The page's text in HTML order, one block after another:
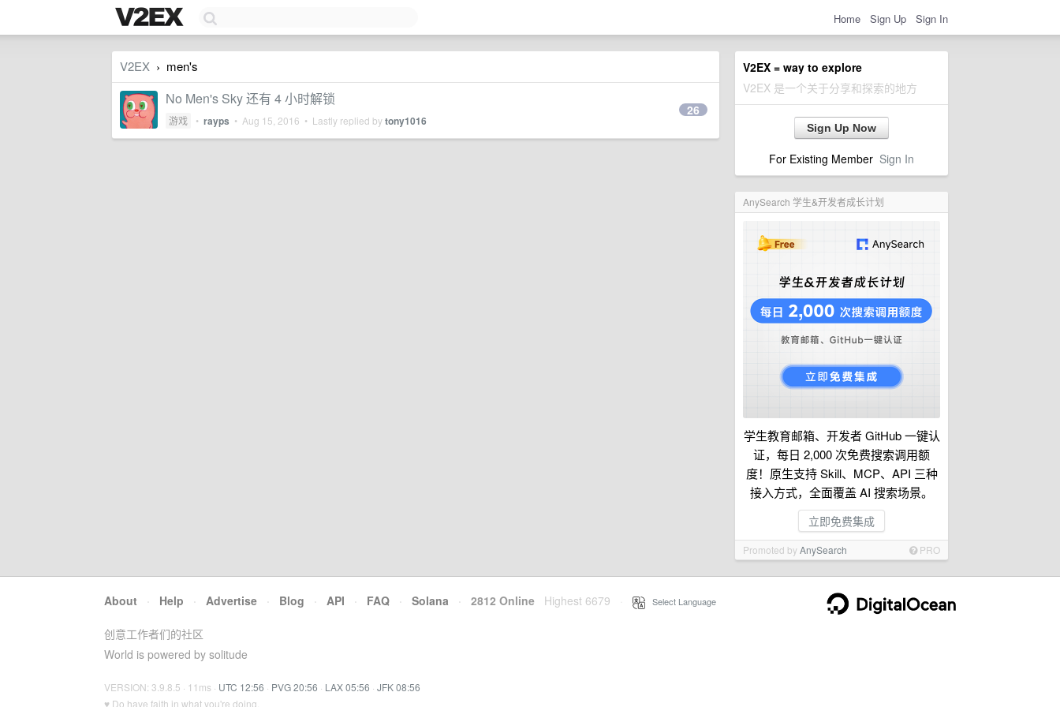
Home Sign Up Sign In
V2EX = way to explore
V2EX 是一个关于分享和探索的地方
Sign Up Now
For Existing Member Sign In
AnySearch 学生&开发者成长计划
学生教育邮箱、开发者 GitHub 一键认
证，每日 2,000 次免费搜索调用额
度！原生支持 Skill、MCP、API 三种
接入方式，全面覆盖 AI 搜索场景。
立即免费集成
Promoted byAnySearch PRO
V2EX › men's
No Men's Sky 还有 4 小时解锁
游戏 • rayps • Aug 15, 2016 • Lastly replied bytony1016
26
About · Help · Advertise · Blog · API · FAQ · Solana · 2812 Online Highest 6679 Select Language
创意工作者们的社区
World is powered by solitude
VERSION: 3.9.8.5 · 11ms · UTC 12:56 · PVG 20:56 · LAX 05:56 · JFK 08:56
♥ Do have faith in what you're doing.